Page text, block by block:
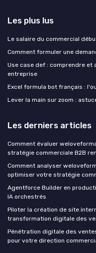
Les plus lus
Le salaire du commercial
Comment formuler une
Use case def : comprendre et
entreprise
Excel formula bot français :
Lever la main sur zoom :
Les derniers articles
Comment évaluer
stratégie commerciale B2B
Comment analyser
optimiser votre stratégie
Agentforce Builder en
IA orchestrés
Piloter la création de site
transformation digitale des
Pénétration digitale des
pour votre direction